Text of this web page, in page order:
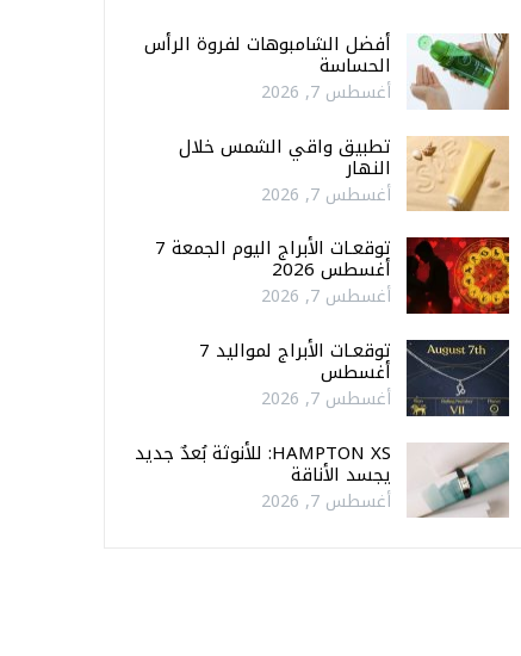
أفضل الشامبوهات لفروة الرأس
الحساسة
أغسطس 7, 2026
تطبيق واقي الشمس خلال
النهار
أغسطس 7, 2026
توقعـات الأبراج اليوم الجمعة 7
أغسطس 2026
أغسطس 7, 2026
توقعـات الأبراج لمواليد 7
أغسطس
أغسطس 7, 2026
HAMPTON XS: للأنوثة بُعدٌ جديد
يجسد الأناقة
أغسطس 7, 2026